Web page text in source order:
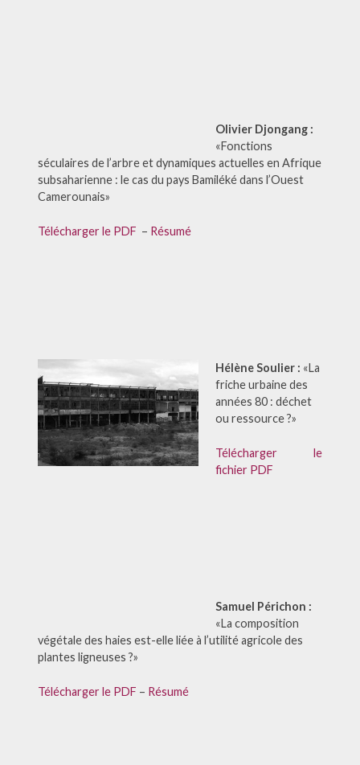
Olivier Djongang :
«Fonctions
séculaires de l’arbre et dynamiques actuelles en Afrique
subsaharienne : le cas du pays Bamiléké dans l’Ouest
Camerounais»
Télécharger le PDF – Résumé
Hélène Soulier : «La
friche urbaine des
années 80 : déchet
ou ressource ?»
Télécharger le
fichier PDF
Samuel Périchon :
«La composition
végétale des haies est-elle liée à l’utilité agricole des
plantes ligneuses ?»
Télécharger le PDF – Résumé